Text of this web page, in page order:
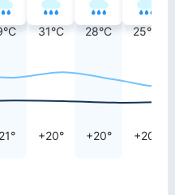
31°C
+20°
28°C
+20°
25°C
+20°